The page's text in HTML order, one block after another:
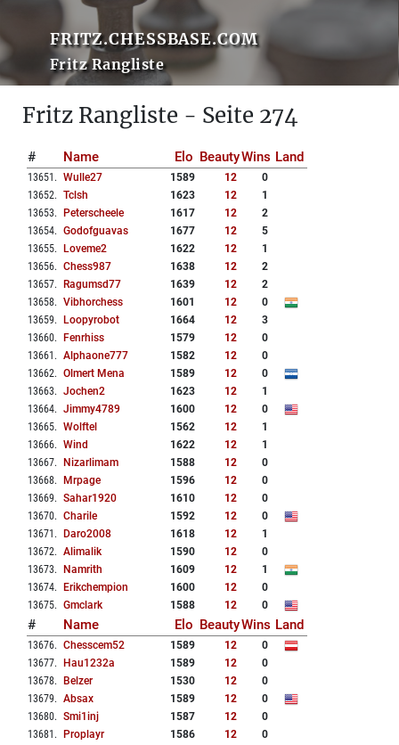
FRITZ.CHESSBASE.COM
Fritz Rangliste
Fritz Rangliste - Seite 274
# Name Elo BeautyWins Land
13651 . Wulle27 1589 12
0
13652. Tclsh 1623 12
1
13653. Peterscheele 1617 12
2
13654. Godofguavas 1677 12
5
13655. Loveme2 1622 12
1
13656. Chess987 1638 12
2
13657. Ragumsd77 1639 12
2
13658. Vibhorchess 1601 12
0
13659. Loopyrobot 1664 12
3
13660. Fenrhiss 1579 12
0
13661 . Alphaone777 1582 12
0
13662. Olmert Mena 1589 12
0
13663. Jochen2 1623 12
1
13664. Jimmy4789 1600 12
0
13665. Wolftel 1562 12
1
13666. Wind 1622 12
1
13667. Nizarlimam 1588 12
0
13668. Mrpage 1596 12
0
13669. Sahar1920 1610 12
0
13670. Charile 1592 12
0
13671 . Daro2008 1618 12
1
13672. Alimalik 1590 12
0
13673. Namrith 1609 12
1
13674. Erikchempion 1600 12
0
13675. Gmclark 1588 12 0
# Name Elo BeautyWins Land
13676. Chesscem52 1589 12
0
13677. Hau1232a 1589 12
0
13678. Belzer 1530 12
0
13679. Absax 1589 12
0
13680. Smi1inj 1587 12
0
13681 . Proplayr 1586 12
0